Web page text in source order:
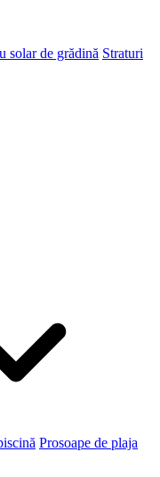
solar de grădină Straturi
Prosoape de plaja